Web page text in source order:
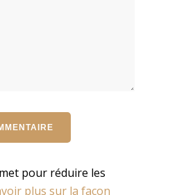
pour réduire les
plus sur la façon